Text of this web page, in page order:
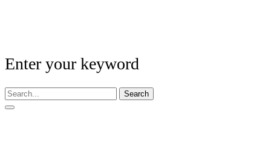
Enter your keyword
Search